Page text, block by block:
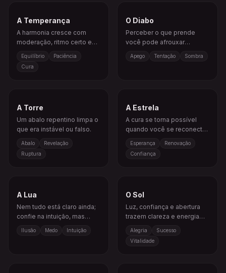
A Temperança
A harmonia cresce com
moderação, ritmo certo e
integração emocional.
Equilíbrio
Paciência
Cura
O Diabo
Perceber o que prende
você pode afrouxar
pareciam impossíveis de
Apego Tentação Sombra
A Torre
Um abalo repentino limpa o
que era instável ou falso.
Abalo
Revelação
Ruptura
A Estrela
A cura se torna possível
quando você se reconecta
Esperança
Renovação
Confiança
A Lua
Nem tudo está claro ainda;
confie na intuição, mas
Ilusão Medo Intuição
O Sol
Luz, confiança e abertura
trazem clareza e energia
Alegria
Sucesso
Vitalidade